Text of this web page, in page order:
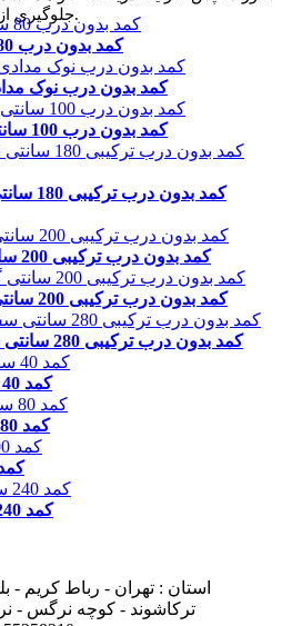
جلوگیری از آسیب در حمل انجام می‌ گیرد.
کمد بدون درب 80 سانتی سفید – رگال و طبقه
کمد بدون درب نوک مدادی 100 سانتی – رگال
کمد بدون درب 100 سانتی نوک مدادی – رگال و کشو
کمد
کمد بدون درب ترکیبی 200 سانتی سفید – دو رگال و قفسه
کمد بدون درب ترکیبی 200 سانتی گردویی – دو رگال و قفسه
کمد بدون درب ترکیبی 280 سانتی سفید – سه تکه، رگال و کشو
کمد 40 سانتی جمع‌ و جور و کاربردی
کمد 80 سانتی کشودار با رگال لباس
کمد 200 سانتی مدرن و
کمد 240 سانتی، کامل و چند منظوره
استان : تهران - رباط کریم -
ترکاشوند - کوچه نرگس -